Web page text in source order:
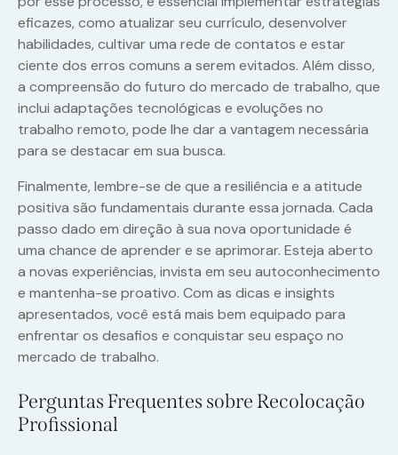
eficazes, como atualizar seu currículo, desenvolver
habilidades, cultivar uma rede de contatos e estar
ciente dos erros comuns a serem evitados. Além disso,
a compreensão do futuro do mercado de trabalho, que
inclui adaptações tecnológicas e evoluções no
trabalho remoto, pode lhe dar a vantagem necessária
para se destacar em sua busca.
Finalmente, lembre-se de que a resiliência e a atitude
positiva são fundamentais durante essa jornada. Cada
passo dado em direção à sua nova oportunidade é
uma chance de aprender e se aprimorar. Esteja aberto
a novas experiências, invista em seu autoconhecimento
e mantenha-se proativo. Com as dicas e insights
apresentados, você está mais bem equipado para
enfrentar os desafios e conquistar seu espaço no
mercado de trabalho.
Perguntas Frequentes sobre Recolocação
Profissional